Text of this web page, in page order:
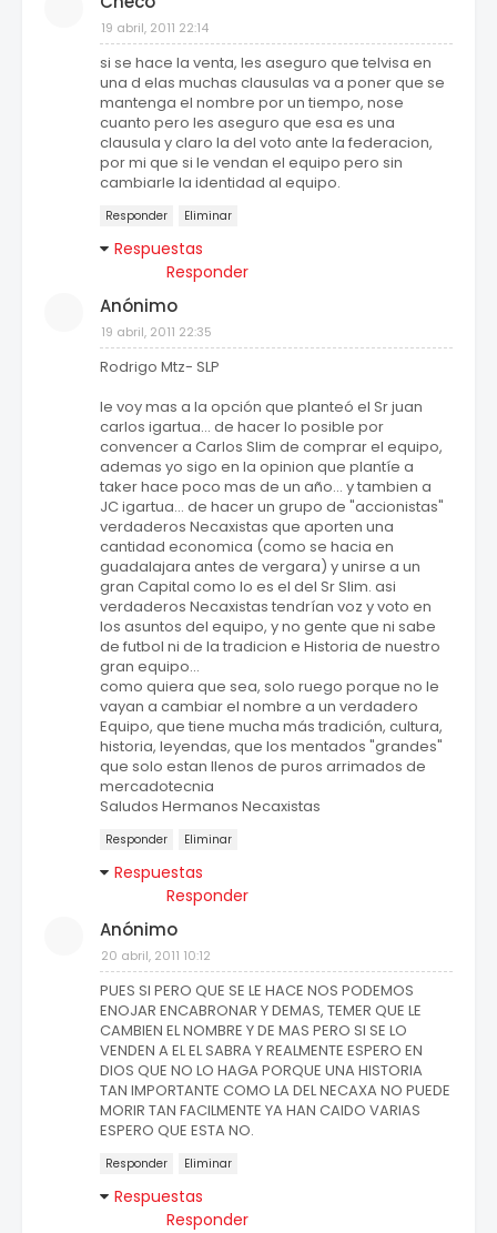
19 abril, 2011 22:14
si se hace la venta, les aseguro que telvisa en
una d elas muchas clausulas va a poner que se
mantenga el nombre por un tiempo, nose
cuanto pero les aseguro que esa es una
clausula y claro la del voto ante la federacion,
por mi que si le vendan el equipo pero sin
cambiarle la identidad al equipo.
Responder Eliminar
Respuestas
Responder
Anónimo
19 abril, 2011 22:35
Rodrigo Mtz- SLP
le voy mas a la opción que planteó el Sr juan
carlos igartua... de hacer lo posible por
convencer a Carlos Slim de comprar el equipo,
ademas yo sigo en la opinion que plantíe a
taker hace poco mas de un año... y tambien a
JC igartua... de hacer un grupo de "accionistas"
verdaderos Necaxistas que aporten una
cantidad economica (como se hacia en
guadalajara antes de vergara) y unirse a un
gran Capital como lo es el del Sr Slim. asi
verdaderos Necaxistas tendrían voz y voto en
los asuntos del equipo, y no gente que ni sabe
de futbol ni de la tradicion e Historia de nuestro
gran equipo...
como quiera que sea, solo ruego porque no le
vayan a cambiar el nombre a un verdadero
Equipo, que tiene mucha más tradición, cultura,
historia, leyendas, que los mentados "grandes"
que solo estan llenos de puros arrimados de
mercadotecnia
Saludos Hermanos Necaxistas
Responder Eliminar
Respuestas
Responder
Anónimo
20 abril, 2011 10:12
PUES SI PERO QUE SE LE HACE NOS PODEMOS
ENOJAR ENCABRONAR Y DEMAS, TEMER QUE LE
CAMBIEN EL NOMBRE Y DE MAS PERO SI SE LO
VENDEN A EL EL SABRA Y REALMENTE ESPERO EN
DIOS QUE NO LO HAGA PORQUE UNA HISTORIA
TAN IMPORTANTE COMO LA DEL NECAXA NO PUEDE
MORIR TAN FACILMENTE YA HAN CAIDO VARIAS
ESPERO QUE ESTA NO.
Responder Eliminar
Respuestas
Responder